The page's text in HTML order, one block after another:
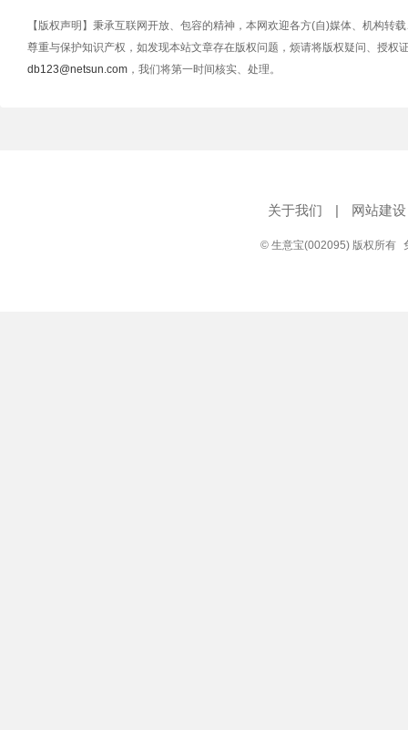
【版权声明】秉承互联网开放、包容的精神，本网欢迎各方(自)媒体、机构转
尊重与保护知识产权，如发现本站文章存在版权问题，烦请将版权疑问、授权
db123@netsun.com ，我们将第一时间核实、处理。
关于我们 | 网站建设
© 生意宝(002095) 版权所有